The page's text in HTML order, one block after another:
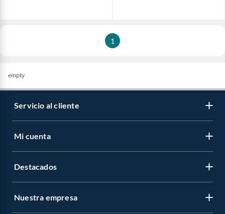
1
empty
Servicio al cliente
Mi cuenta
Destacados
Nuestra empresa